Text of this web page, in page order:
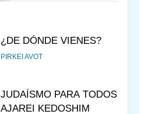
¿DE DÓNDE VIENES?
PIRKEI AVOT
JUDAÍSMO PARA TODOS
AJAREI KEDOSHIM